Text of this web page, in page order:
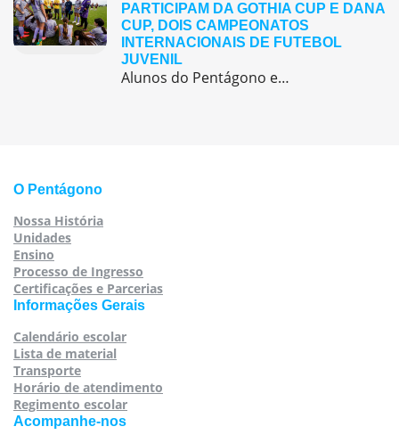
PARTICIPAM DA GOTHIA CUP E DANA
CUP, DOIS CAMPEONATOS
INTERNACIONAIS DE FUTEBOL
JUVENIL
Alunos do Pentágono embarcaram para a Europa, onde participaram de duas das maiores competições internacionais de futebol juvenil
O Pentágono
Nossa História
Unidades
Ensino
Processo de Ingresso
Certificações e Parcerias
Informações Gerais
Calendário escolar
Lista de material
Transporte
Horário de atendimento
Regimento escolar
Acompanhe-nos